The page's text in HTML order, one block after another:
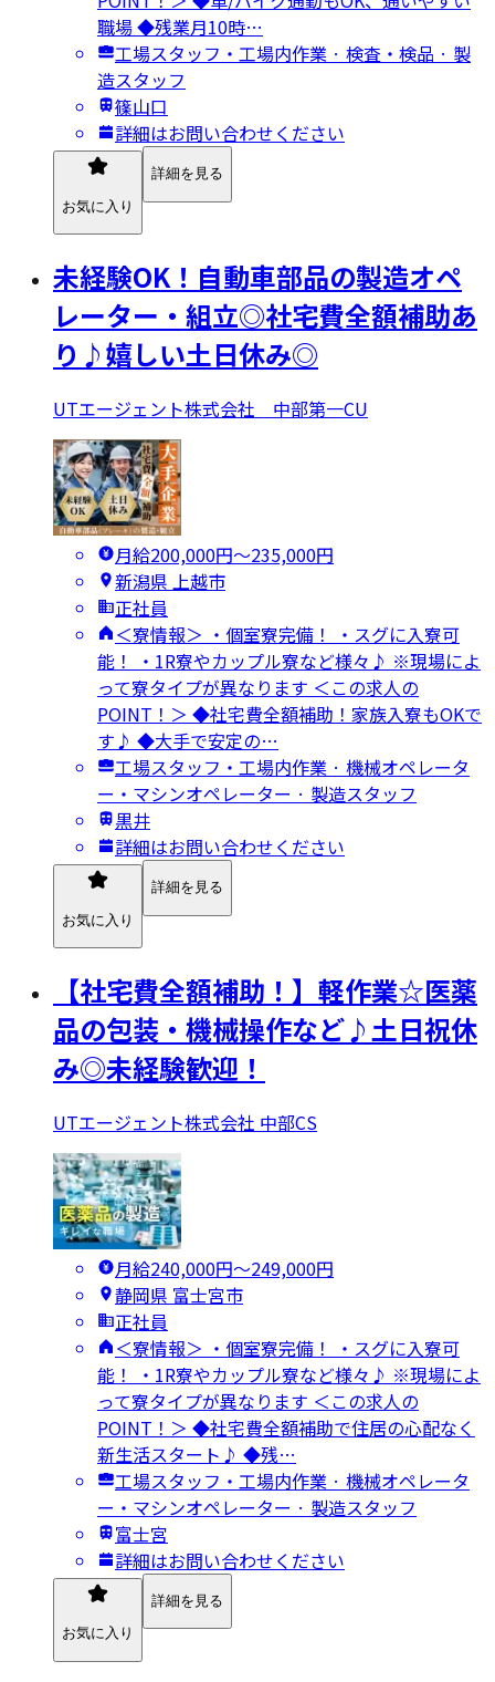
職場 ◆残業月10時…
工場スタッフ・工場内作業 · 検査・検品 · 製
造スタッフ
篠山口
詳細はお問い合わせください
お気に入り
詳細を見る
未経験OK！自動車部品の製造オペ
レーター・組立◎社宅費全額補助あ
り♪嬉しい土日休み◎
UTエージェント株式会社 中部第一CU
月給200,000円〜235,000円
新潟県 上越市
正社員
＜寮情報＞ ・個室寮完備！ ・スグに入寮可
能！ ・1R寮やカップル寮など様々♪ ※現場によ
って寮タイプが異なります ＜この求人の
POINT！＞ ◆社宅費全額補助！家族入寮もOKで
す♪ ◆大手で安定の…
工場スタッフ・工場内作業 · 機械オペレータ
ー・マシンオペレーター · 製造スタッフ
黒井
詳細はお問い合わせください
お気に入り
詳細を見る
【社宅費全額補助！】軽作業☆医薬
品の包装・機械操作など♪土日祝休
み◎未経験歓迎！
UTエージェント株式会社 中部CS
月給240,000円〜249,000円
静岡県 富士宮市
正社員
＜寮情報＞ ・個室寮完備！ ・スグに入寮可
能！ ・1R寮やカップル寮など様々♪ ※現場によ
って寮タイプが異なります ＜この求人の
POINT！＞ ◆社宅費全額補助で住居の心配なく
新生活スタート♪ ◆残…
工場スタッフ・工場内作業 · 機械オペレータ
ー・マシンオペレーター · 製造スタッフ
富士宮
詳細はお問い合わせください
お気に入り
詳細を見る